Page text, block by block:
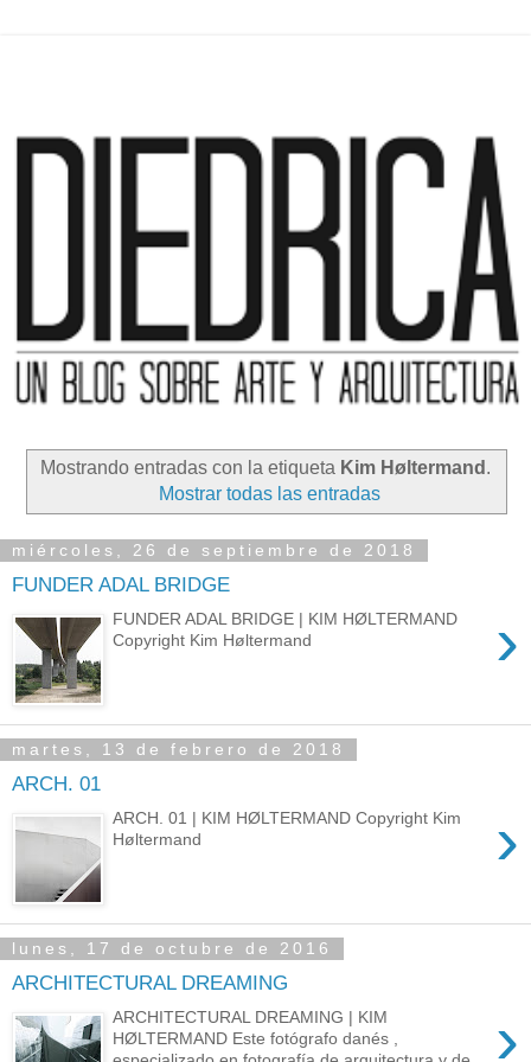
Mostrando entradas con la etiqueta Kim Høltermand .
Mostrar todas las entradas
miércoles, 26 de septiembre de 2018
FUNDER ADAL BRIDGE
›
FUNDER ADAL BRIDGE | KIM HØLTERMAND
Copyright Kim Høltermand
martes, 13 de febrero de 2018
ARCH. 01
›
ARCH. 01 | KIM HØLTERMAND Copyright Kim
Høltermand
lunes, 17 de octubre de 2016
ARCHITECTURAL DREAMING
›
ARCHITECTURAL DREAMING | KIM
HØLTERMAND Este fotógrafo danés ,